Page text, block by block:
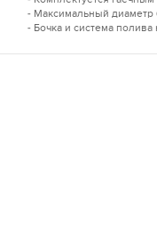
- Максимальный диаметр
- Бочка и система полива